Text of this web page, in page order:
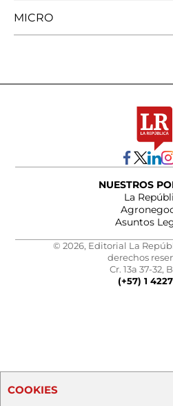
MICRO
NUESTROS
La
Asuntos
© 2026, Editorial La
derechos
Cr. 13a 37-32,
(+57) 1
COOKIES